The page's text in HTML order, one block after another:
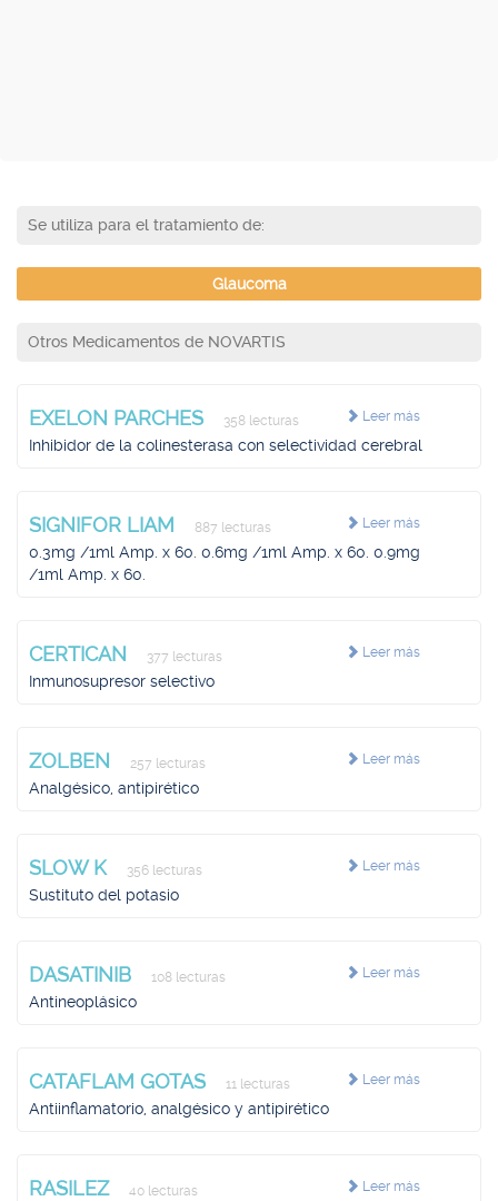
Se utiliza para el tratamiento de:
Glaucoma
Otros Medicamentos de NOVARTIS
Leer más
EXELON PARCHES 358 lecturas
Inhibidor de la colinesterasa con selectividad cerebral
Leer más
SIGNIFOR LIAM 887 lecturas
0.3mg /1ml Amp. x 60. 0.6mg /1ml Amp. x 60. 0.9mg
/1ml Amp. x 60.
Leer más
CERTICAN 377 lecturas
Inmunosupresor selectivo
Leer más
ZOLBEN 257 lecturas
Analgésico, antipirético
Leer más
SLOW K 356 lecturas
Sustituto del potasio
Leer más
DASATINIB 108 lecturas
Antineoplásico
Leer más
CATAFLAM GOTAS 11 lecturas
Antiinflamatorio, analgésico y antipirético
Leer más
RASILEZ 40 lecturas